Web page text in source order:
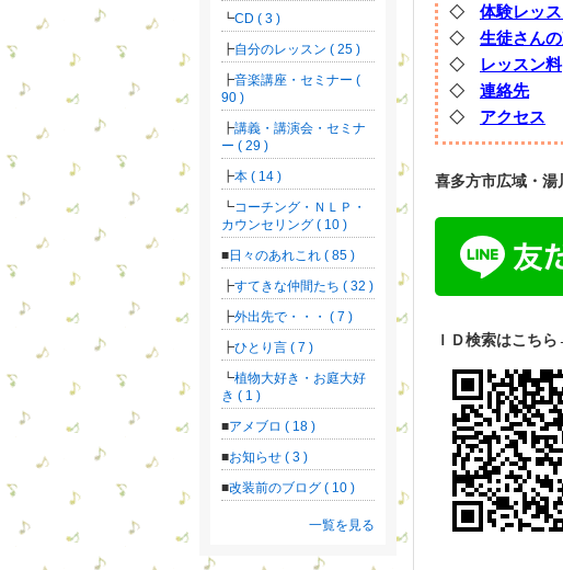
◇ 体験レッ
◇ 生徒さん
◇ レッスン料
◇ 連絡先
◇ アクセス
喜多方市広域・湯
ＩＤ検索はこちら
CD ( 3 )
自分のレッスン ( 25 )
音楽講座・セミナー (
90 )
講義・講演会・セミナ
ー ( 29 )
本 ( 14 )
コーチング・ＮＬＰ・
カウンセリング ( 10 )
日々のあれこれ ( 85 )
すてきな仲間たち ( 32 )
外出先で・・・ ( 7 )
ひとり言 ( 7 )
植物大好き・お庭大好
き ( 1 )
アメブロ ( 18 )
お知らせ ( 3 )
改装前のブログ ( 10 )
一覧を見る